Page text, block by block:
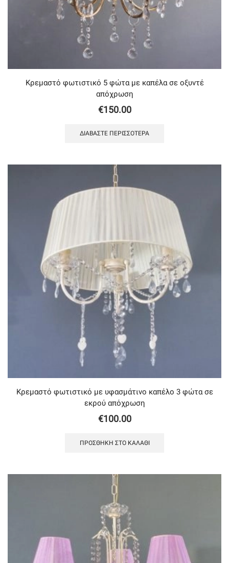
Κρεμαστό φωτιστικό 5 φώτα με καπέλα σε οξυντέ
απόχρωση
€150.00
ΔΙΑΒΆΣΤΕ ΠΕΡΙΣΣΌΤΕΡΑ
Κρεμαστό φωτιστικό με υφασμάτινο καπέλο 3 φώτα σε
εκρού απόχρωση
€100.00
ΠΡΟΣΘΉΚΗ ΣΤΟ ΚΑΛΆΘΙ